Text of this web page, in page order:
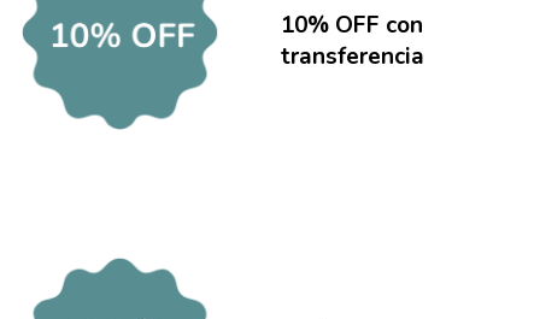
10% OFF con
transferencia